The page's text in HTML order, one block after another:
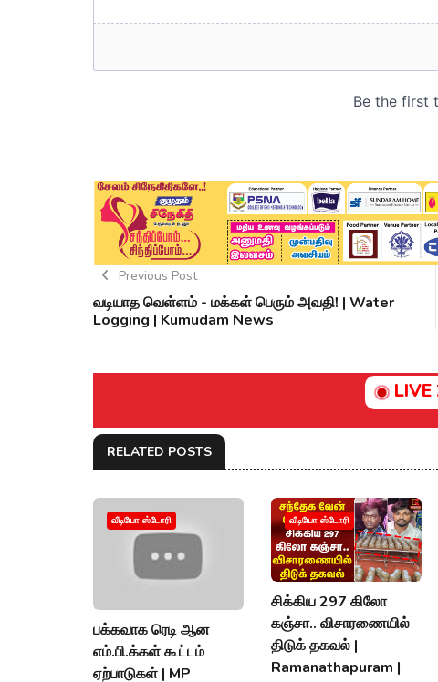
Previous Post
வடியாத வெள்ளம் - மக்கள் பெரும் அவதி! | Water
Logging | Kumudam News
LIVE
RELATED POSTS
வீடியோ ஸ்டோரி
பக்கவாக ரெடி ஆன
எம்.பி.க்கள் கூட்டம்
ஏற்பாடுகள் | MP
வீடியோ ஸ்டோரி
சிக்கிய 297 கிலோ
கஞ்சா.. விசாரணையில்
திடுக் தகவல் |
Ramanathapuram |